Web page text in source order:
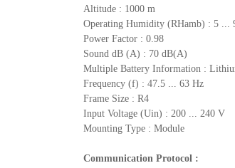
Altitude : 1000 m
Operating Humidity (RHamb) : 5 ...
Power Factor : 0.98
Sound dB (A) : 70 dB(A)
Multiple Battery Information :
Frequency (f) : 47.5 ... 63 Hz
Frame Size : R4
Input Voltage (Uin) : 200 ... 240 V
Mounting Type : Module
Communication Protocol :